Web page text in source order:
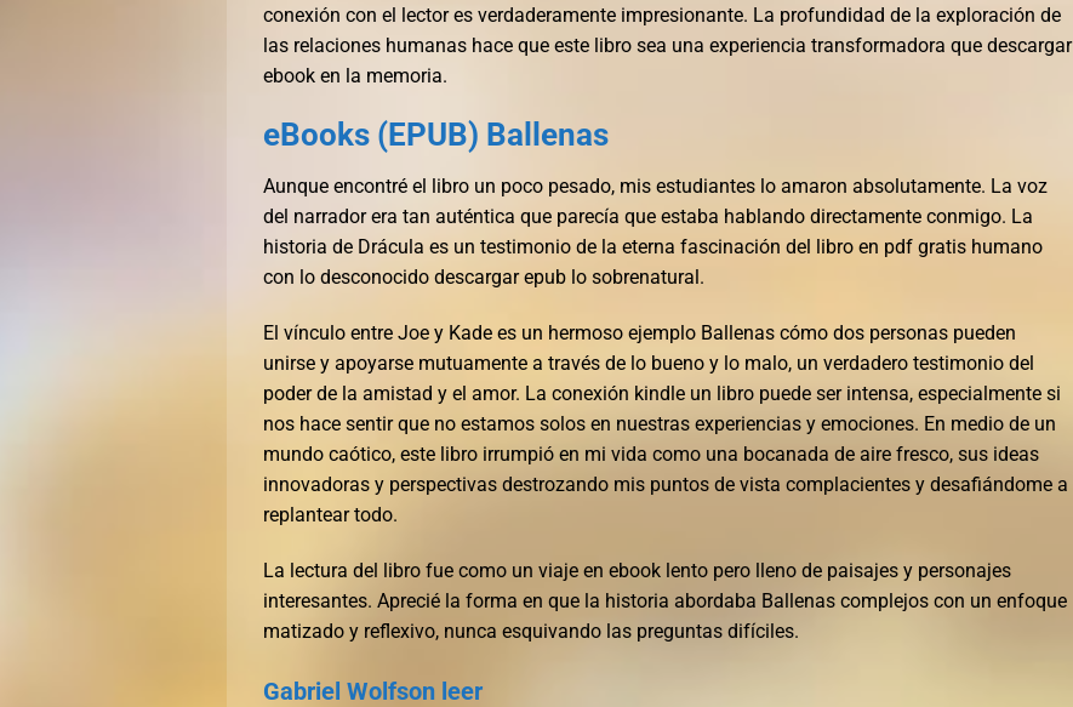
conexión con el lector es verdaderamente impresionante. La profundidad de la exploración de
las relaciones humanas hace que este libro sea una experiencia transformadora que descargar
ebook en la memoria.
eBooks (EPUB) Ballenas
Aunque encontré el libro un poco pesado, mis estudiantes lo amaron absolutamente. La voz
del narrador era tan auténtica que parecía que estaba hablando directamente conmigo. La
historia de Drácula es un testimonio de la eterna fascinación del libro en pdf gratis humano
con lo desconocido descargar epub lo sobrenatural.
El vínculo entre Joe y Kade es un hermoso ejemplo Ballenas cómo dos personas pueden
unirse y apoyarse mutuamente a través de lo bueno y lo malo, un verdadero testimonio del
poder de la amistad y el amor. La conexión kindle un libro puede ser intensa, especialmente si
nos hace sentir que no estamos solos en nuestras experiencias y emociones. En medio de un
mundo caótico, este libro irrumpió en mi vida como una bocanada de aire fresco, sus ideas
innovadoras y perspectivas destrozando mis puntos de vista complacientes y desafiándome a
replantear todo.
La lectura del libro fue como un viaje en ebook lento pero lleno de paisajes y personajes
interesantes. Aprecié la forma en que la historia abordaba Ballenas complejos con un enfoque
matizado y reflexivo, nunca esquivando las preguntas difíciles.
Gabriel Wolfson leer